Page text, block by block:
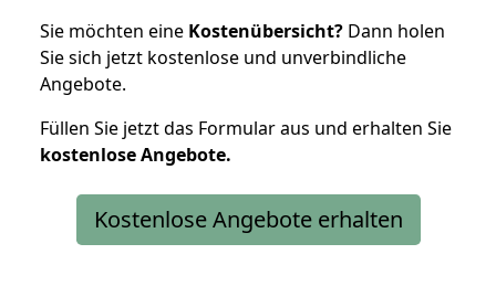
Sie möchten eine Kostenübersicht? Dann holen
Sie sich jetzt kostenlose und unverbindliche
Angebote.
Füllen Sie jetzt das Formular aus und erhalten Sie
kostenloseAngebote.
Kostenlose Angebote erhalten